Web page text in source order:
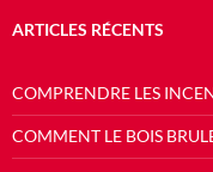
ARTICLES RÉCENTS
COMPRENDRE LES
COMMENT LE BOIS